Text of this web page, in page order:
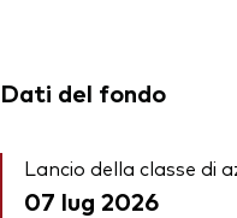
Dati del fondo
Lancio della classe di
07 lug 2026